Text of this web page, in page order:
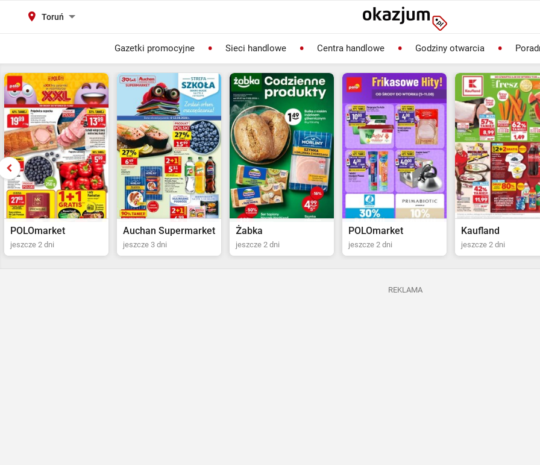
Toruń
Gazetki promocyjne Sieci handlowe Centra handlowe Godziny otwarcia
Auchan Supermarket
jeszcze 3 dni
Żabka
jeszcze 2 dni
POLOmarket
jeszcze 2 dni
Kaufland
jeszcze 2 dni
Biedronka
jeszcze 22 dni
REKLAMA